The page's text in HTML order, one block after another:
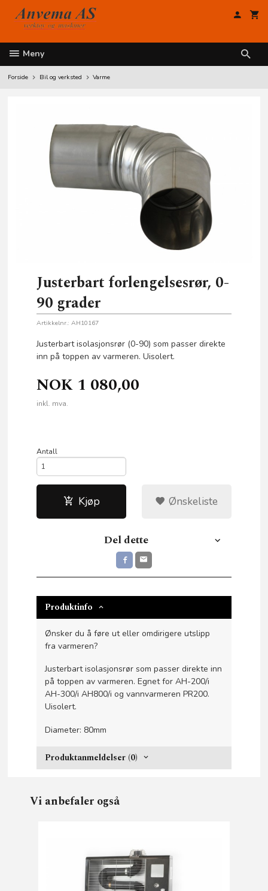
innholdet
Meny
Forside Bil og verksted Varme
Justerbart forlengelsesrør, 0-
90 grader
Artikkelnr.: AH10167
Justerbart isolasjonsrør (0-90) som passer direkte
inn på toppen av varmeren. Uisolert.
NOK 1 080,00
inkl. mva.
Antall
Kjøp Ønskeliste
Del dette
Produktinfo
Ønsker du å føre ut eller omdirigere utslipp
fra varmeren?
Justerbart isolasjonsrør som passer direkte inn
på toppen av varmeren. Egnet for AH-200/i
AH-300/i AH800/i og vannvarmeren PR200.
Uisolert.
Diameter: 80mm
Produktanmeldelser (0)
Vi anbefaler også